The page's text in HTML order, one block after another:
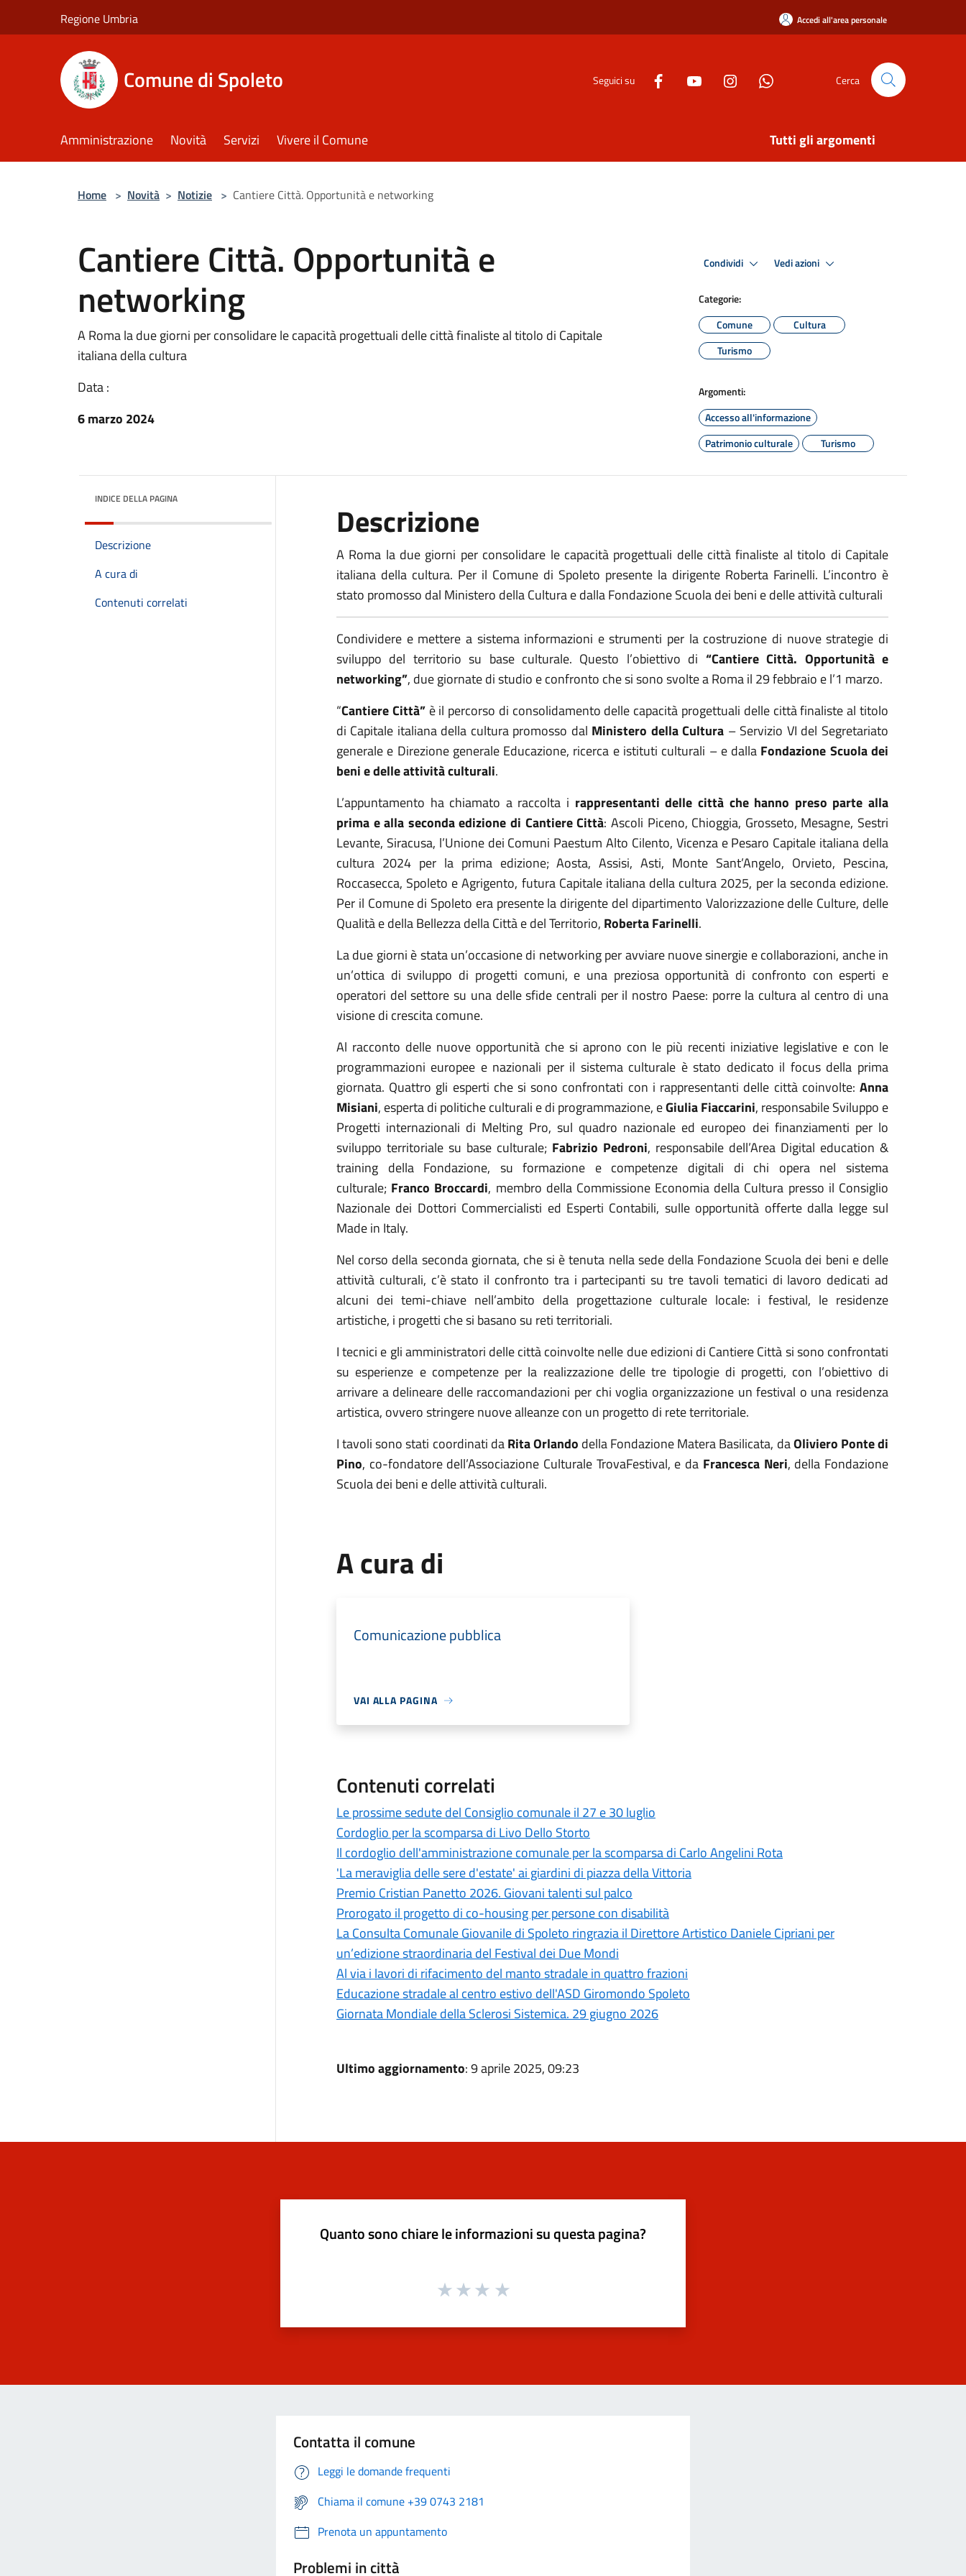
Regione Umbria Accedi all'area personale
Comune di Spoleto Seguici su Cerca
Amministrazione Novità Servizi Vivere il Comune Tutti gli argomenti
Home > Novità > Notizie > Cantiere Città. Opportunità e networking
Cantiere Città. Opportunità e
networking
A Roma la due giorni per consolidare le capacità progettuali delle città finaliste al titolo di Capitale
italiana della cultura
Data :
6 marzo 2024
Condividi Vedi azioni
Categorie:
Comune
Cultura
Turismo
Argomenti:
Accesso all'informazione
Patrimonio culturale
Turismo
INDICE DELLA PAGINA
Descrizione
A cura di
Contenuti correlati
Descrizione
A Roma la due giorni per consolidare le capacità progettuali delle città finaliste al titolo di Capitale
italiana della cultura. Per il Comune di Spoleto presente la dirigente Roberta Farinelli. L’incontro è
stato promosso dal Ministero della Cultura e dalla Fondazione Scuola dei beni e delle attività culturali
Condividere e mettere a sistema informazioni e strumenti per la costruzione di nuove strategie di
sviluppo del territorio su base culturale. Questo l’obiettivo di “Cantiere Città. Opportunità e
networking”, due giornate di studio e confronto che si sono svolte a Roma il 29 febbraio e l’1 marzo.
“Cantiere Città”è il percorso di consolidamento delle capacità progettuali delle città finaliste al titolo
di Capitale italiana della cultura promosso dal Ministero della Cultura – Servizio VI del Segretariato
generale e Direzione generale Educazione, ricerca e istituti culturali – e dalla Fondazione Scuola dei
beni e delle attività culturali.
L’appuntamento ha chiamato a raccolta i rappresentanti delle città che hanno preso parte alla
prima e alla seconda edizione di Cantiere Città: Ascoli Piceno, Chioggia, Grosseto, Mesagne, Sestri
Levante, Siracusa, l’Unione dei Comuni Paestum Alto Cilento, Vicenza e Pesaro Capitale italiana della
cultura 2024 per la prima edizione; Aosta, Assisi, Asti, Monte Sant’Angelo, Orvieto, Pescina,
Roccasecca, Spoleto e Agrigento, futura Capitale italiana della cultura 2025, per la seconda edizione.
Per il Comune di Spoleto era presente la dirigente del dipartimento Valorizzazione delle Culture, delle
Qualità e della Bellezza della Città e del Territorio, Roberta Farinelli.
La due giorni è stata un’occasione di networking per avviare nuove sinergie e collaborazioni, anche in
un’ottica di sviluppo di progetti comuni, e una preziosa opportunità di confronto con esperti e
operatori del settore su una delle sfide centrali per il nostro Paese: porre la cultura al centro di una
visione di crescita comune.
Al racconto delle nuove opportunità che si aprono con le più recenti iniziative legislative e con le
programmazioni europee e nazionali per il sistema culturale è stato dedicato il focus della prima
giornata. Quattro gli esperti che si sono confrontati con i rappresentanti delle città coinvolte: Anna
Misiani, esperta di politiche culturali e di programmazione, eGiulia Fiaccarini, responsabile Sviluppo e
Progetti internazionali di Melting Pro, sul quadro nazionale ed europeo dei finanziamenti per lo
sviluppo territoriale su base culturale; Fabrizio Pedroni, responsabile dell’Area Digital education &
training della Fondazione, su formazione e competenze digitali di chi opera nel sistema
culturale; Franco Broccardi, membro della Commissione Economia della Cultura presso il Consiglio
Nazionale dei Dottori Commercialisti ed Esperti Contabili, sulle opportunità offerte dalla legge sul
Made in Italy.
Nel corso della seconda giornata, che si è tenuta nella sede della Fondazione Scuola dei beni e delle
attività culturali, c’è stato il confronto tra i partecipanti su tre tavoli tematici di lavoro dedicati ad
alcuni dei temi-chiave nell’ambito della progettazione culturale locale: i festival, le residenze
artistiche, i progetti che si basano su reti territoriali.
I tecnici e gli amministratori delle città coinvolte nelle due edizioni di Cantiere Città si sono confrontati
su esperienze e competenze per la realizzazione delle tre tipologie di progetti, con l’obiettivo di
arrivare a delineare delle raccomandazioni per chi voglia organizzazione un festival o una residenza
artistica, ovvero stringere nuove alleanze con un progetto di rete territoriale.
I tavoli sono stati coordinati daRita Orlando della Fondazione Matera Basilicata, daOliviero Pontedi
Pino, co-fondatore dell’Associazione Culturale TrovaFestival, e da Francesca Neri, della Fondazione
Scuola dei beni e delle attività culturali.
A cura di
Comunicazione pubblica
VAI ALLA PAGINA
Contenuti correlati
Le prossime sedute del Consiglio comunale il 27 e 30 luglio
Cordoglio per la scomparsa di Livo Dello Storto
Il cordoglio dell'amministrazione comunale per la scomparsa di Carlo Angelini Rota
'La meraviglia delle sere d'estate' ai giardini di piazza della Vittoria
Premio Cristian Panetto 2026. Giovani talenti sul palco
Prorogato il progetto di co-housing per persone con disabilità
La Consulta Comunale Giovanile di Spoleto ringrazia il Direttore Artistico Daniele Cipriani per
un’edizione straordinaria del Festival dei Due Mondi
Al via i lavori di rifacimento del manto stradale in quattro frazioni
Educazione stradale al centro estivo dell'ASD Giromondo Spoleto
Giornata Mondiale della Sclerosi Sistemica. 29 giugno 2026
Ultimo aggiornamento: 9 aprile 2025, 09:23
Quanto sono chiare le informazioni su questa pagina?
Contatta il comune
Leggi le domande frequenti
Chiama il comune +39 0743 2181
Prenota un appuntamento
Problemi in città